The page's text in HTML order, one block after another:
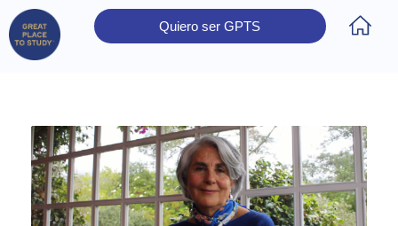
Quiero ser GPTS